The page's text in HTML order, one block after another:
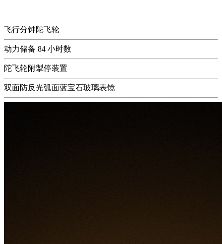
飞行分钟陀飞轮
动力储备 84 小时数
陀飞轮附掣停装置
双面防反光弧面蓝宝石玻璃表镜